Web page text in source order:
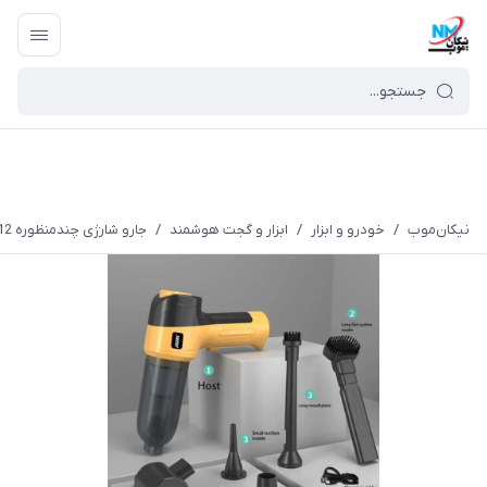
نیکان‌موب / خودرو و ابزار / ابزار و گجت هوشمند / جارو شارژی چندمنظوره MDHL-MD-12